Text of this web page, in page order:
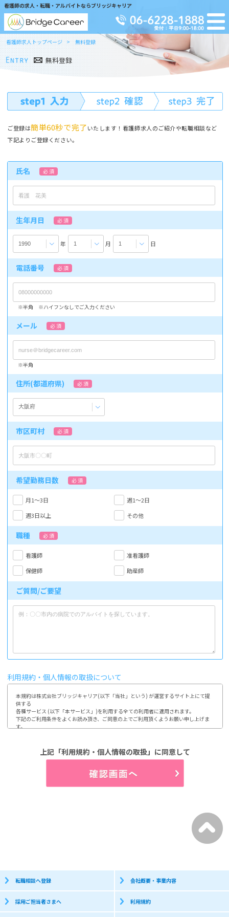
看護師の求人・転職・アルバイトならブリッジキャリア
看護師求人トップページ 無料登録
無料登録
ご登録は簡単60秒で完了いたします！看護師求人のご紹介や転職相談など
下記よりご登録ください。
氏名 必 須
生年月日 必 須
年 月 日
電話番号 必 須
※半角 ※ハイフンなしでご入力ください
メール 必 須
※半角
住所(都道府県) 必 須
市区町村 必 須
希望勤務日数 必 須
月1～3日
週1～2日
週3日以上
その他
職種 必 須
看護師
准看護師
保健師
助産師
ご質問/ご要望
利用規約・個人情報の取扱について
本規約は株式会社ブリッジキャリア(以下「当社」という) が運営するサイト上にて提
供する
各種サービス (以下「本サービス」)を利用する全ての利用者に適用されます。
下記のご利用条件をよくお読み頂き、ご同意の上でご利用頂くようお願い申し上げま
す。
1.第1条 利用及び登録
利用登録やお申込みは、当社が定める方法によって行って頂きます。
又、登録情報に変更が発生した場合、速やかに登録内容を修正するものとします。
(1)開示などのご請求のお申し出先
2.第2条 個人情報の取り扱い
利用者は、当社のサービス利用にあたって以下の行為を行わないものとします。
(7)有害なコンピュータプログラム等を送信又は他者に提供する行為
(8)他者に対して、無断で広告、宣伝、勧誘などを行う行為
株式会社ブリッジキャリアは、利用者皆様の個人情報取り扱いについて、以下の通り
お知らせします。
上記「利用規約・個人情報の取扱」に同意して
転職相談へ登録 会社概要・事業内容
採用ご担当者さまへ 利用規約